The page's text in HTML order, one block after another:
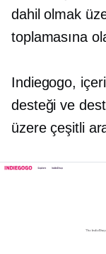
dahil olmak
toplamasına
Indiegogo,
desteği ve
üzere çeşitli